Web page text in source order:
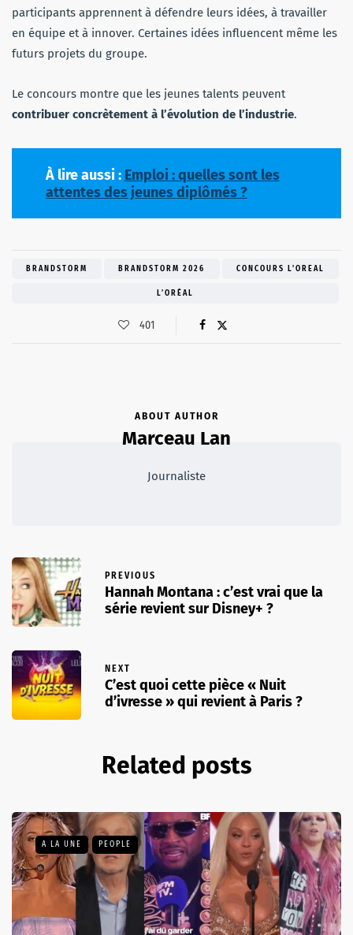
participants apprennent à défendre leurs idées, à travailler
en équipe et à innover. Certaines idées influencent même les
futurs projets du groupe.
Le concours montre que les jeunes talents peuvent
contribuer concrètement à l’évolution de l’industrie.
À lire aussi : Emploi : quelles sont les
attentes des jeunes diplômés ?
BRANDSTORM BRANDSTORM 2026 CONCOURS L'OREAL
L’ORÉAL
401
ABOUT AUTHOR
Marceau Lan
Journaliste
PREVIOUS
Hannah Montana : c’est vrai que la
série revient sur Disney+ ?
NEXT
C’est quoi cette pièce « Nuit
d’ivresse » qui revient à Paris ?
Related posts
A LA UNE PEOPLE